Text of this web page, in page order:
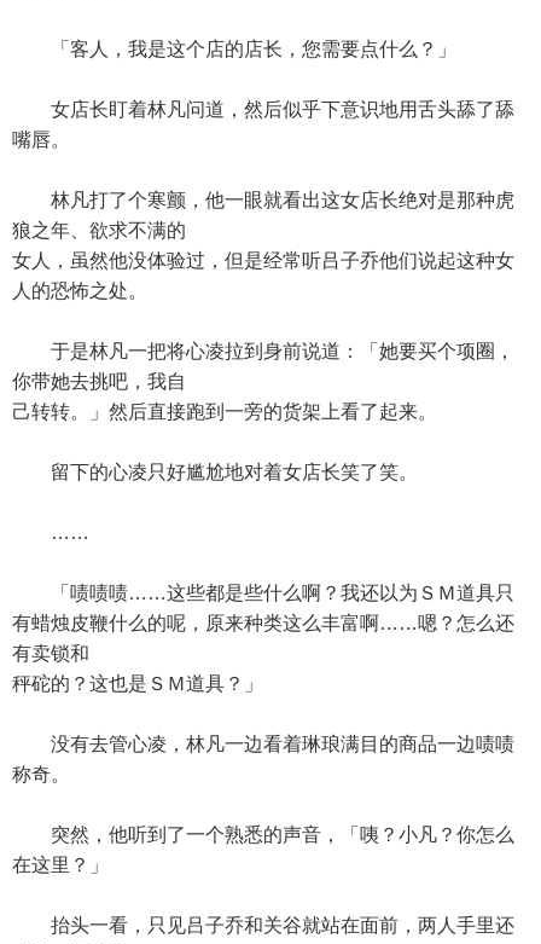
「客人，我是这个店的店长，您需要点什么？」
女店长盯着林凡问道，然后似乎下意识地用舌头舔了舔
嘴唇。
林凡打了个寒颤，他一眼就看出这女店长绝对是那种虎
狼之年、欲求不满的
女人，虽然他没体验过，但是经常听吕子乔他们说起这种女
人的恐怖之处。
于是林凡一把将心凌拉到身前说道：「她要买个项圈，
你带她去挑吧，我自
己转转。」然后直接跑到一旁的货架上看了起来。
留下的心凌只好尴尬地对着女店长笑了笑。
……
「啧啧啧……这些都是些什么啊？我还以为ＳＭ道具只
有蜡烛皮鞭什么的呢，原来种类这么丰富啊……嗯？怎么还
有卖锁和
秤砣的？这也是ＳＭ道具？」
没有去管心凌，林凡一边看着琳琅满目的商品一边啧啧
称奇。
突然，他听到了一个熟悉的声音，「咦？小凡？你怎么
在这里？」
抬头一看，只见吕子乔和关谷就站在面前，两人手里还